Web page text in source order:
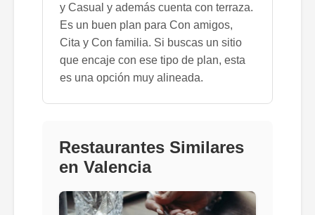
y Casual y además cuenta con terraza.
Es un buen plan para Con amigos,
Cita y Con familia. Si buscas un sitio
que encaje con ese tipo de plan, esta
es una opción muy alineada.
Restaurantes Similares
en Valencia